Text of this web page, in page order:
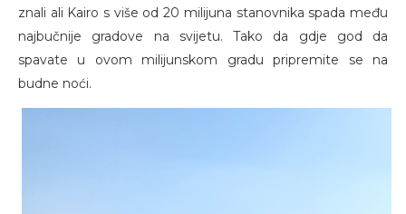
znali ali Kairo s više od 20 milijuna stanovnika spada među
najbučnije gradove na svijetu. Tako da gdje god da
spavate u ovom milijunskom gradu pripremite se na
budne noći.